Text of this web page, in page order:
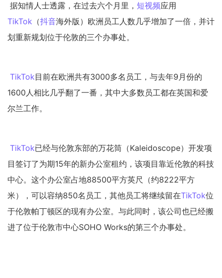
据知情人士透露，在过去六个月里， 短视频应用
TikTok （抖音海外版） 欧洲 员工人数几乎增加了一倍，并计
划重新规划位于伦敦的三个办事处。
TikTok目前在欧洲共有3000多名员工，与去年9月份的
1600人相比几乎翻了一番，其中大多数员工都在英国和爱
尔兰工作。
TikTok已经与伦敦东部的万花筒（Kaleidoscope）开发项
目签订了为期15年的新办公室租约，该项目靠近伦敦的科技
中心。这个办公室占地88500平方英尺（约8222平方
米），可以容纳850名员工，其他员工将继续留在TikTok位
于伦敦帕丁顿区的现有办公室。与此同时，该公司也已经搬
进了位于伦敦市中心SOHO Works的第三个办事处。